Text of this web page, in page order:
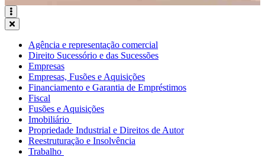
Agência e representação comercial
Direito Sucessório e das Sucessões
Empresas
Empresas, Fusões e Aquisições
Financiamento e Garantia de Empréstimos
Fiscal
Fusões e Aquisições
Imobiliário
Propriedade Industrial e Direitos de Autor
Reestruturação e Insolvência
Trabalho